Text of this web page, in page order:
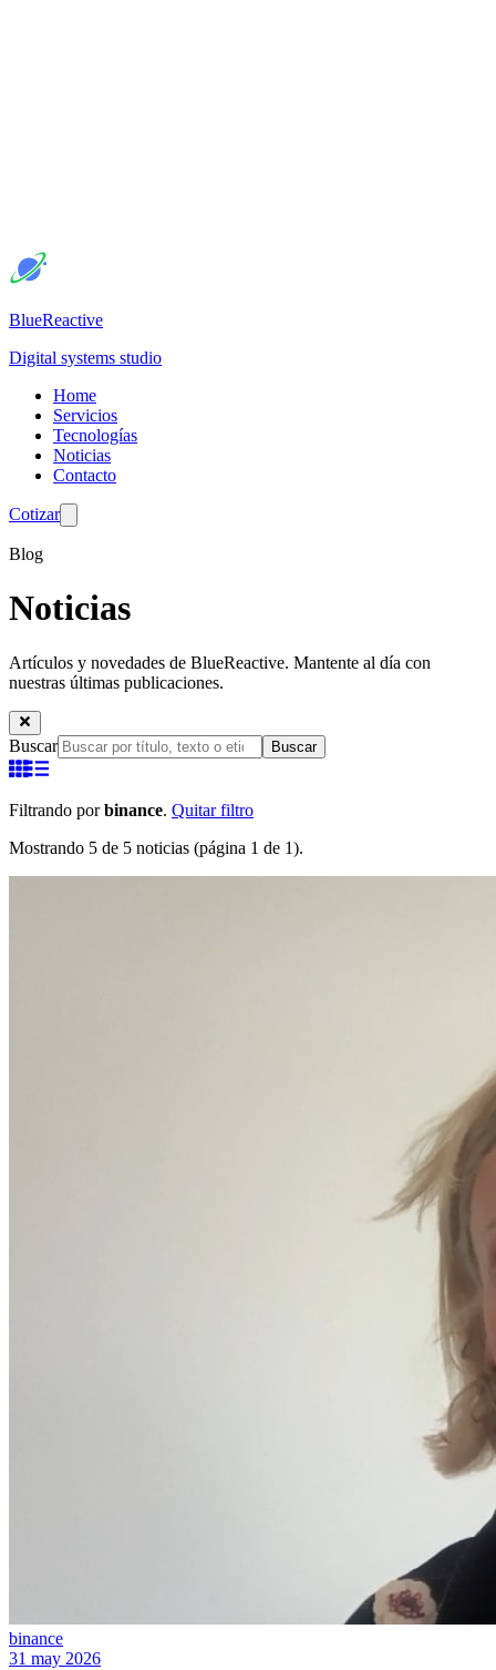
BlueReactive
Digital systems studio
Home
Servicios
Tecnologías
Noticias
Contacto
Cotizar
Blog
Noticias
Artículos y novedades de BlueReactive. Mantente al día con
nuestras últimas publicaciones.
Buscar Buscar
Filtrando porbinance. Quitar filtro
Mostrando 5 de 5 noticias (página 1 de 1).
binance
31 may 2026